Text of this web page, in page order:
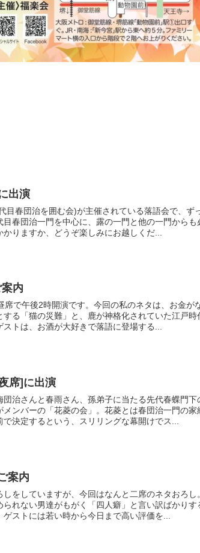
出演
目春団治を囲む会)が主催されている落語会で、ず
春団治一門を中心に、露の一門と他の一門からも
りますか、どうぞ楽しみにお越しくだ...
内
席で午後2時開演です。今回の私のネタは、お金が
る「猫の災難」と、鹿が神格化されていた江戸時
トは、お酒が大好きで落語に登場する...
席]に出演
治さんと春雨さん、孫弟子に当たる先代春蝶門下
メンバーの「花菱の会」。花菱とは春団治一門の家
決定するという、スリリングな幕開けでス...
案内
をしていますが、今回はなんと二席のネタおろし
れない男達がもがく「四人癖」と言い訳ばかりす
ストには若い時から今日まで高い評価を...